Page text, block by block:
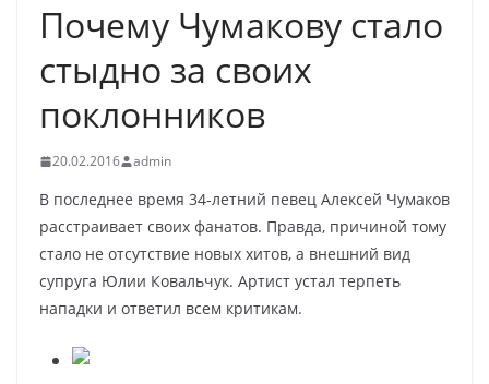
Почему Чумакову стало
стыдно за своих
поклонников
20.02.2016 admin
В последнее время 34-летний певец Алексей Чумаков
расстраивает своих фанатов. Правда, причиной тому
стало не отсутствие новых хитов, а внешний вид
супруга Юлии Ковальчук. Артист устал терпеть
нападки и ответил всем критикам.